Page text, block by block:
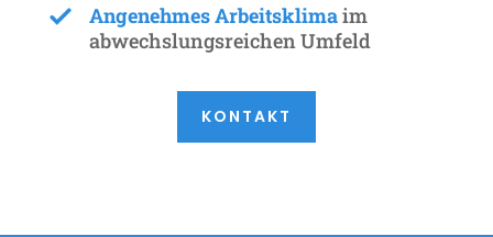
Angenehmes Arbeitsklimaim
abwechslungsreichen Umfeld
KONTAKT